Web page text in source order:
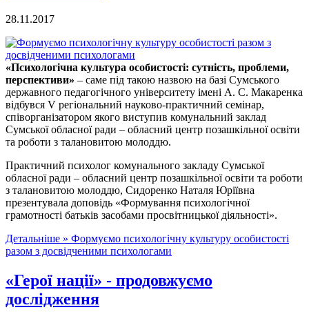
28.11.2017
«Психологічна культура особистості: сутність, проблеми,
перспективи» – саме під такою назвою на базі Сумського
державного педагогічного університету імені А. С. Макаренка
відбувся V регіональний науково-практичний семінар,
співорганізатором якого виступив комунальний заклад
Сумської обласної ради – обласний центр позашкільної освіти
та роботи з талановитою молоддю.
Практичний психолог комунального закладу Сумської
обласної ради – обласний центр позашкільної освіти та роботи
з талановитою молоддю, Сидоренко Наталя Юріївна
презентувала доповідь «Формування психологічної
грамотності батьків засобами просвітницької діяльності».
Детальніше » Формуємо психологічну культуру особистості
разом з досвідченими психологами
«Герої нації» - продовжуємо
дослідження